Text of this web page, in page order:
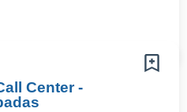
Center -